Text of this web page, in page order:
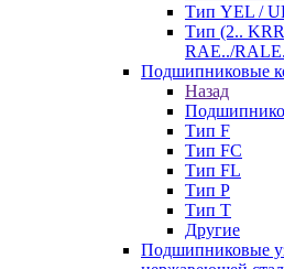
Тип YEL /
Тип (2..
RAE../
Подшипниковые
Назад
Тип F
Тип FC
Тип FL
Тип P
Тип T
Другие
Подшипниковые